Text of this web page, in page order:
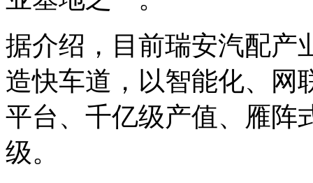
据介绍，目前瑞安汽配产
造快车道，以智能化、网
平台、千亿级产值、雁阵
级。